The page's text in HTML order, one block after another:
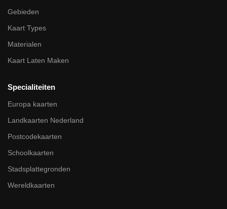
Gebieden
Kaart Types
Materialen
Kaart Laten Maken
Specialiteiten
Europa kaarten
Landkaarten Nederland
Postcodekaarten
Schoolkaarten
Stadsplattegronden
Wereldkaarten